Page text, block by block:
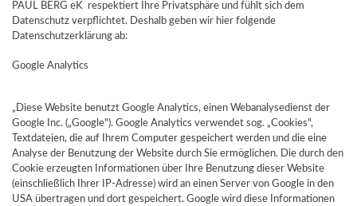
PAUL BERG eK respektiert Ihre Privatsphäre und fühlt sich dem
Datenschutz verpflichtet. Deshalb geben wir hier folgende
Datenschutzerklärung ab:
Google Analytics
„Diese Website benutzt Google Analytics, einen Webanalysedienst der
Google Inc. („Google"). Google Analytics verwendet sog. „Cookies",
Textdateien, die auf Ihrem Computer gespeichert werden und die eine
Analyse der Benutzung der Website durch Sie ermöglichen. Die durch den
Cookie erzeugten Informationen über Ihre Benutzung dieser Website
(einschließlich Ihrer IP-Adresse) wird an einen Server von Google in den
USA übertragen und dort gespeichert. Google wird diese Informationen